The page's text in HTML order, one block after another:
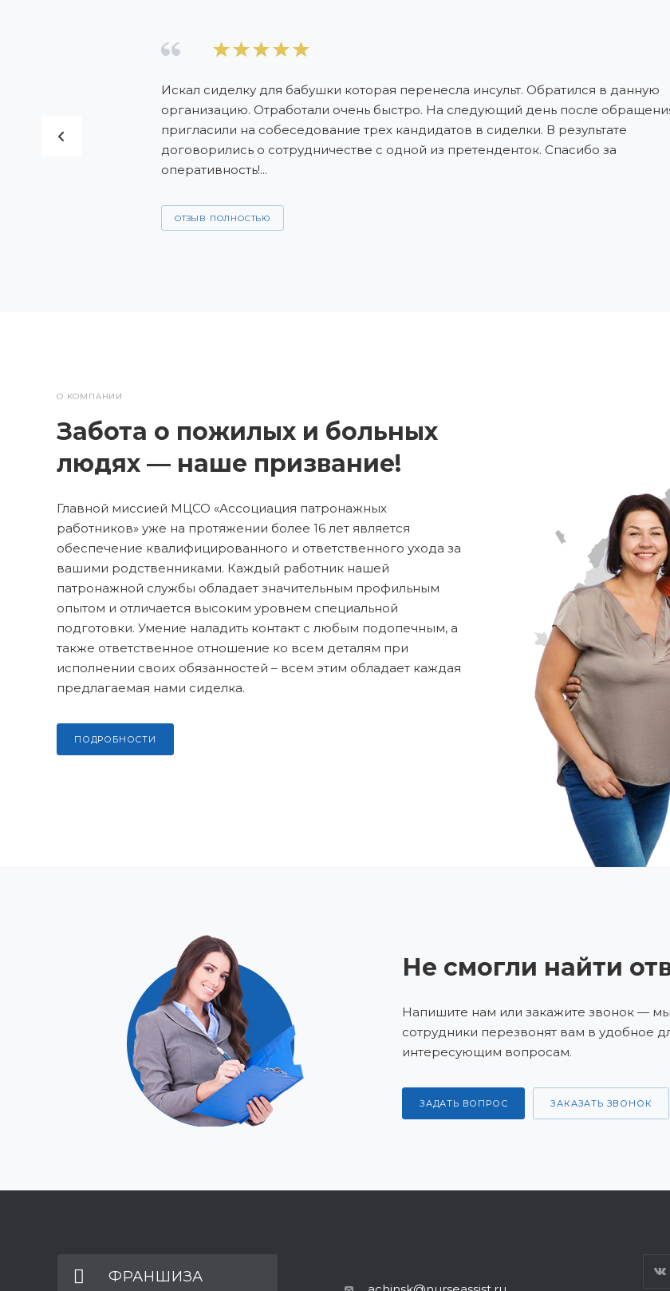
Искал сиделку для бабушки которая перенесла инсульт. Обратился в данную
организацию. Отработали очень быстро. На следующий день после
пригласили на собеседование трех кандидатов в сиделки. В результате
договорились о сотрудничестве с одной из претенденток. Спасибо за
оперативность!...
ОТЗЫВ ПОЛНОСТЬЮ
О КОМПАНИИ
Забота о пожилых и больных
людях — наше призвание!
Главной миссией МЦСО «Ассоциация патронажных
работников» уже на протяжении более 16 лет является
обеспечение квалифицированного и ответственного ухода за
вашими родственниками. Каждый работник нашей
патронажной службы обладает значительным профильным
опытом и отличается высоким уровнем специальной
подготовки. Умение наладить контакт с любым подопечным, а
также ответственное отношение ко всем деталям при
исполнении своих обязанностей – всем этим обладает каждая
предлагаемая нами сиделка.
ПОДРОБНОСТИ
Не смогли найти
Напишите нам или закажите звонок —
сотрудники перезвонят вам в удобное
интересующим вопросам.
ЗАДАТЬ ВОПРОС ЗАКАЗАТЬ ЗВОНОК
ФРАНШИЗА